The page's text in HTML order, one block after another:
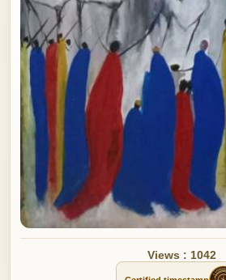
Views : 1042